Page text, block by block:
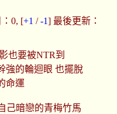
0, [+1 /-1] 最後更新：
也要被NTR到
強的輪迴眼 也擺脫
命運
己暗戀的青梅竹馬